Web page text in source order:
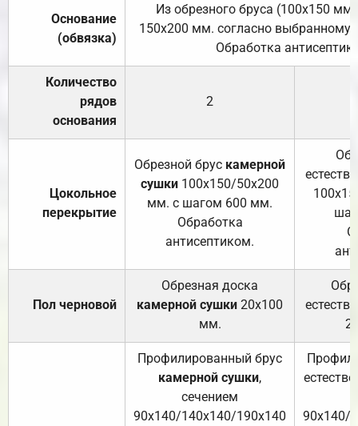
Основание
(обвязка)
Из обрезного бруса (100х150
150х200 мм. согласно выбранному
Обработка
Количество
рядов
основания
2
Цокольное
перекрытие
Обрезной брус камерной
сушки 100х150/50х200
мм. с шагом 600 мм.
Обработка
антисептиком.
Пол черновой
Обрезная доска
камерной сушки 20х100
мм.
Профилированный брус
камерной сушки,
сечением
90х140/140х140/190х140
90х140/